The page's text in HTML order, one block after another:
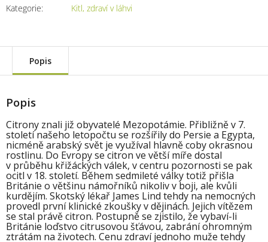
Kategorie: Kitl, zdraví v láhvi
Popis
Popis
Citrony znali již obyvatelé Mezopotámie. Přibližně v 7.
století našeho letopočtu se rozšířily do Persie a Egypta,
nicméně arabský svět je využíval hlavně coby okrasnou
rostlinu. Do Evropy se citron ve větší míře dostal
v průběhu křižáckých válek, v centru pozornosti se pak
ocitl v 18. století. Během sedmileté války totiž přišla
Británie o většinu námořníků nikoliv v boji, ale kvůli
kurdějím. Skotský lékař James Lind tehdy na nemocných
provedl první klinické zkoušky v dějinách. Jejich vítězem
se stal právě citron. Postupně se zjistilo, že vybaví-li
Británie loďstvo citrusovou šťávou, zabrání ohromným
ztrátám na životech. Cenu zdraví jednoho muže tehdy